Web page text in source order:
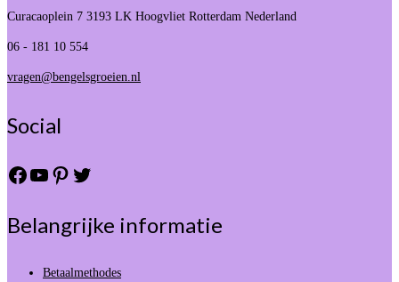
Curacaoplein 7 3193 LK Hoogvliet Rotterdam Nederland
06 - 181 10 554
vragen@bengelsgroeien.nl
Social
Facebook
YouTube
Pinterest
Twitter
Belangrijke informatie
Betaalmethodes